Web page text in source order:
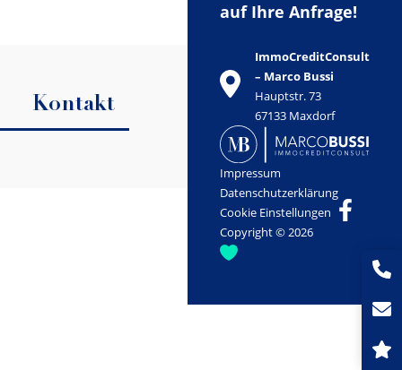
Kontakt
auf Ihre Anfrage!
ImmoCreditConsult
– Marco Bussi
Hauptstr. 73
67133 Maxdorf
Impressum
Datenschutzerklärung
Cookie Einstellungen
Copyright © 2026